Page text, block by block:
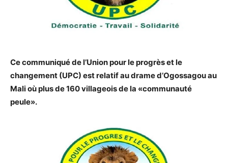
Ce communiqué de l’Union pour le progrès et le
changement (UPC) est relatif au drame d’Ogossagou au
Mali où plus de 160 villageois de la «communauté
peule».